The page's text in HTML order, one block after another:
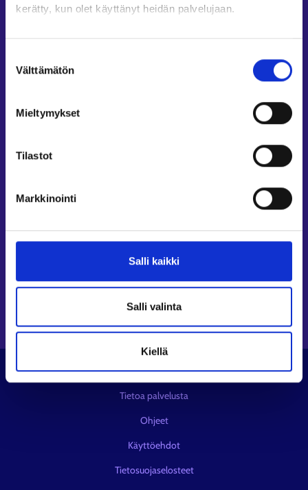
kerätty, kun olet käyttänyt heidän palvelujaan.
Löydät tietoa evästeiden käyttötarkoituksista
Lue tarkemmin
valinta
Välttämätön
Mieltymykset
Tilastot
Markkinointi
Salli kaikki
Salli valinta
Kiellä
Työ- ja elinkeinoministeriö⁠
Osaamispolku⁠
Seuraa meitä
LinkedIn⁠
Youtube⁠
© KEHA-keskus
Tietoa palvelusta
Ohjeet
Käyttöehdot
Tietosuojaselosteet